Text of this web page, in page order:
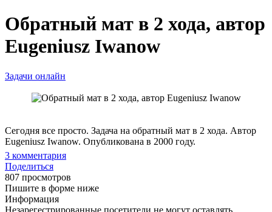
Обратный мат в 2 хода, автор
Eugeniusz Iwanow
Задачи онлайн
Сегодня все просто. Задача на обратный мат в 2 хода. Автор
Eugeniusz Iwanow. Опубликована в 2000 году.
3 комментария
Поделиться
807 просмотров
Пишите в форме ниже
Информация
Незарегестрированные посетители не могут оставлять